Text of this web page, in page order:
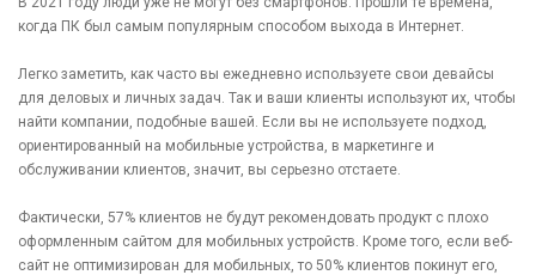
когда ПК был самым популярным способом выхода в Интернет.
Легко заметить, как часто вы ежедневно используете свои девайсы
для деловых и личных задач. Так и ваши клиенты используют их, чтобы
найти компании, подобные вашей. Если вы не используете подход,
ориентированный на мобильные устройства, в маркетинге и
обслуживании клиентов, значит, вы серьезно отстаете.
Фактически, 57% клиентов не будут рекомендовать продукт с плохо
оформленным сайтом для мобильных устройств. Кроме того, если веб-
сайт не оптимизирован для мобильных, то 50% клиентов покинут его,